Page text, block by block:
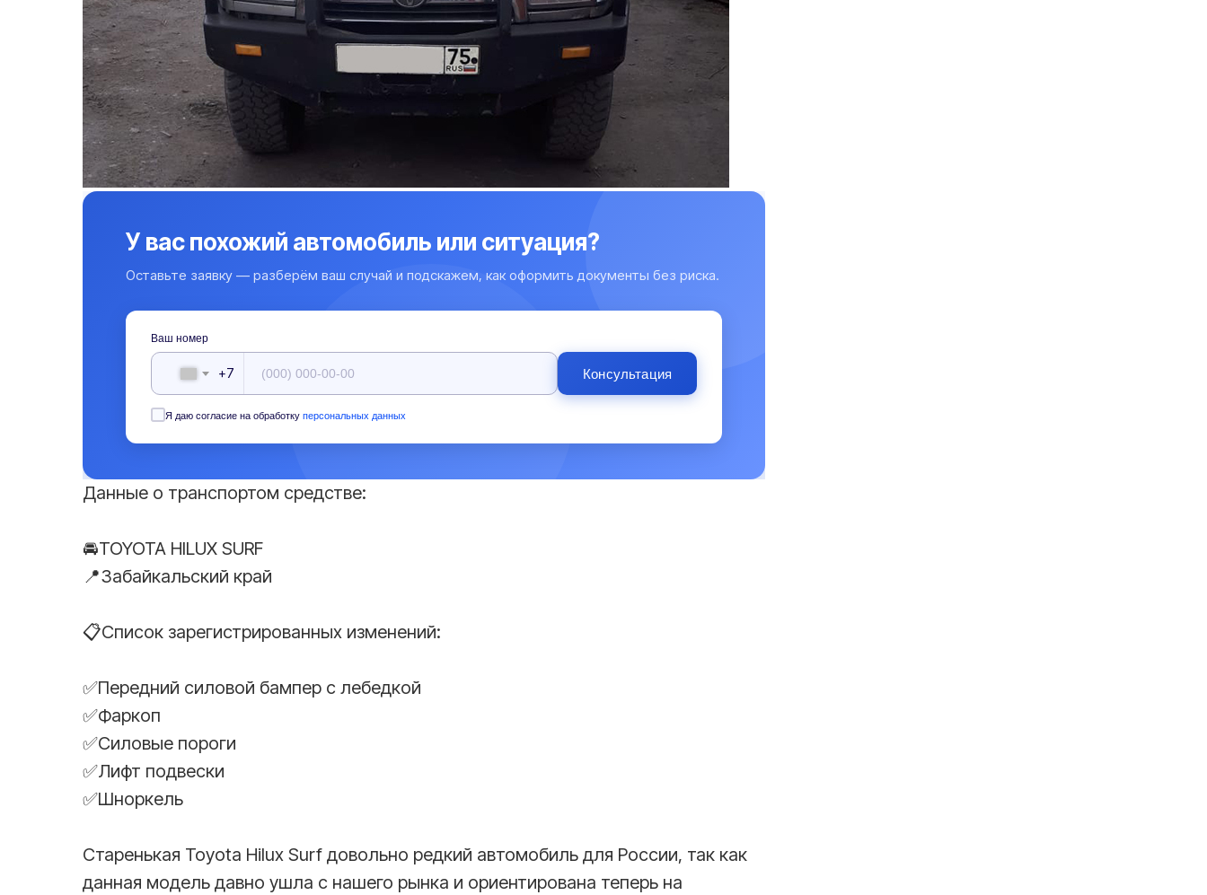
У вас похожий автомобиль или ситуация?
Оставьте заявку — разберём ваш случай и подскажем, как оформить документы без риска.
Ваш номер
+7 Консультация
Я даю согласие на обработку персональных данных
Данные о транспортом средстве:
🚘TOYOTA HILUX SURF
📍Забайкальский край
📋Список зарегистрированных изменений:
✅Передний силовой бампер с лебедкой
✅Фаркоп
✅Силовые пороги
✅Лифт подвески
✅Шноркель
Старенькая Toyota Hilux Surf довольно редкий автомобиль для России, так как
данная модель давно ушла с нашего рынка и ориентирована теперь на